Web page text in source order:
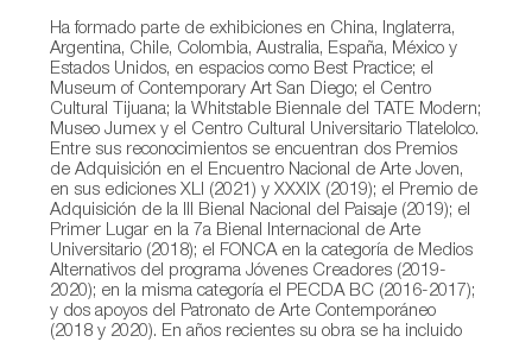
Ha formado parte de exhibiciones en China, Inglaterra,
Argentina, Chile, Colombia, Australia, España, México y
Estados Unidos, en espacios como Best Practice; el
Museum of Contemporary Art San Diego; el Centro
Cultural Tijuana; la Whitstable Biennale del TATE Modern;
Museo Jumex y el Centro Cultural Universitario Tlatelolco.
Entre sus reconocimientos se encuentran dos Premios
de Adquisición en el Encuentro Nacional de Arte Joven,
en sus ediciones XLI (2021) y XXXIX (2019); el Premio de
Adquisición de la III Bienal Nacional del Paisaje (2019); el
Primer Lugar en la 7a Bienal Internacional de Arte
Universitario (2018); el FONCA en la categoría de Medios
Alternativos del programa Jóvenes Creadores (2019-
2020); en la misma categoría el PECDA BC (2016-2017);
y dos apoyos del Patronato de Arte Contemporáneo
(2018 y 2020). En años recientes su obra se ha incluido